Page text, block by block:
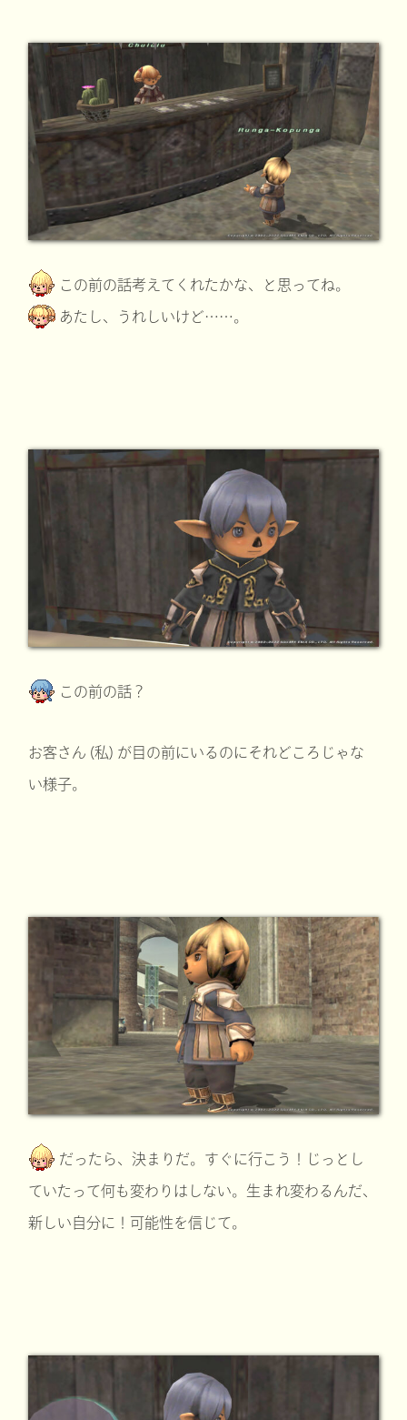
この前の話考えてくれたかな、と思ってね。
あたし、うれしいけど……。
この前の話？
お客さん (私) が目の前にいるのにそれどころじゃな
い様子。
だったら、決まりだ。すぐに行こう！じっとし
ていたって何も変わりはしない。生まれ変わるんだ、
新しい自分に！可能性を信じて。